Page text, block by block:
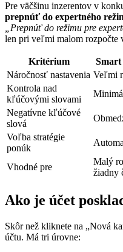
Pre väčšinu inzerentov v
prepnúť do expertného
„Prepnúť do režimu pre
len pri veľmi malom rozpočte
Kritérium
Náročnosť nastavenia Veľmi
Kontrola nad
kľúčovými slovami
Negatívne kľúčové
slová
Voľba stratégie
ponúk
Vhodné pre
Malý
žiadny
Ako je účet
Skôr než kliknete na „Nová
účtu. Má tri úrovne: